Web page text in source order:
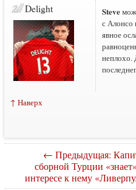
Delight Steve
с Алонсо
явное
неплохо.
↑ Наверх
← Предыдущая:
сборной Турции
интересе к нему